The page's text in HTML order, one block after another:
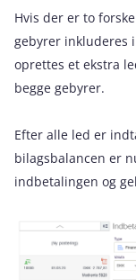
Hvis der er to
gebyrer inkluderes
oprettes et ekstra
begge gebyrer.
Efter alle led er
bilagsbalancen er
indbetalingen og